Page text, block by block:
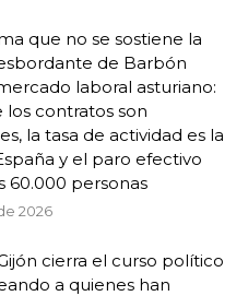
que no se sostiene la
de Barbón
laboral asturiano:
los contratos son
la tasa de actividad es la
y el paro efectivo
60.000 personas
2026
cierra el curso político
a quienes han